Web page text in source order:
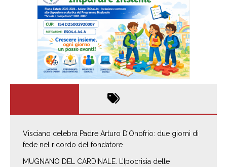
Visciano celebra Padre Arturo D’Onofrio: due giorni di
fede nel ricordo del fondatore
MUGNANO DEL CARDINALE. L’Ipocrisia delle